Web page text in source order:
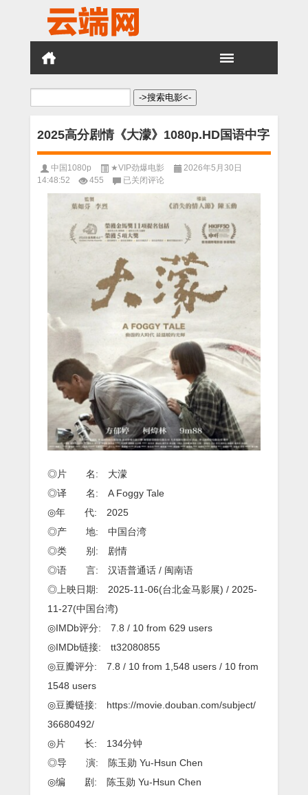
搜
2025高分剧情《大濛》1080p.HD国语中字
中国1080p ★VIP劲爆电影
2026年5月30日
14:48:52
455
2025
情
《大
1080p.HD
国
语
中
已关闭评论
◎片 名: 大濛
◎译 名: A Foggy Tale
◎年 代: 2025
◎产 地: 中国台湾
◎类 别: 剧情
◎语 言: 汉语普通话 / 闽南语
◎上映日期: 2025-11-06(台北金马影展) / 2025-
11-27(中国台湾)
◎IMDb评分: 7.8 / 10 from 629 users
◎IMDb链接: tt32080855
◎豆瓣评分: 7.8 / 10 from 1,548 users / 10 from
1548 users
◎豆瓣链接: https://movie.douban.com/subject/
36680492/
◎片 长: 134分钟
◎导 演: 陈玉勋 Yu-Hsun Chen
◎编 剧: 陈玉勋 Yu-Hsun Chen